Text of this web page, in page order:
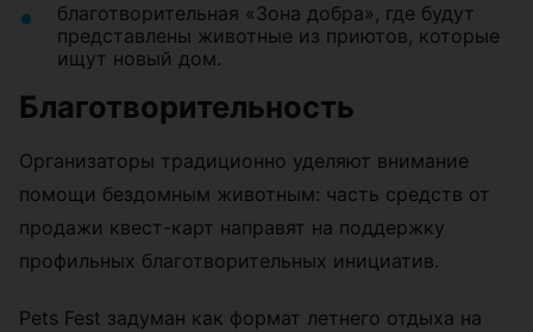
благотворительная «Зона добра», где будут
представлены животные из приютов, которые
ищут новый дом.
Благотворительность
Организаторы традиционно уделяют внимание
помощи бездомным животным: часть средств от
продажи квест-карт направят на поддержку
профильных благотворительных инициатив.
Pets Fest задуман как формат летнего отдыха на